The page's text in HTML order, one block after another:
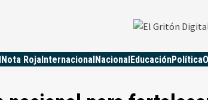
Nota RojaInternacionalNacionalEducaciónPolítica